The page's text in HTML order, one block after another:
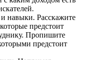
навыки. Расскажите
предстоит
Пропишите
предстоит